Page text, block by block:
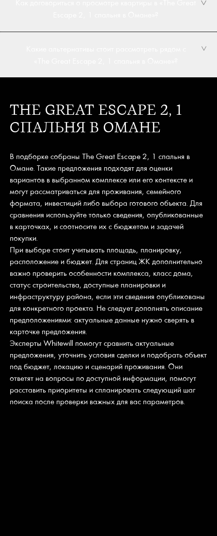
THE GREAT ESCAPE 2, 1
СПАЛЬНЯ В ОМАНЕ
В подборке собраны The Great Escape 2, 1 спальня в
Омане. Такие предложения подходят для оценки
вариантов в выбранном комплексе или его контексте и
могут рассматриваться для проживания, семейного
формата, инвестиций либо выбора готового объекта. Для
сравнения используйте только сведения, опубликованные
в карточках, и соотносите их с бюджетом и задачей
покупки.
При выборе стоит учитывать площадь, планировку,
расположение и бюджет. Для страниц ЖК дополнительно
важно проверить особенности комплекса, класс дома,
статус строительства, доступные планировки и
инфраструктуру района, если эти сведения опубликованы
для конкретного проекта. Не следует дополнять описание
предположениями: актуальные данные нужно сверять в
карточке предложения.
Эксперты Whitewill помогут сравнить актуальные
предложения, уточнить условия сделки и подобрать объект
под бюджет, локацию и сценарий проживания. Они
ответят на вопросы по доступной информации, помогут
расставить приоритеты и спланировать следующий шаг
поиска после проверки важных для вас параметров.